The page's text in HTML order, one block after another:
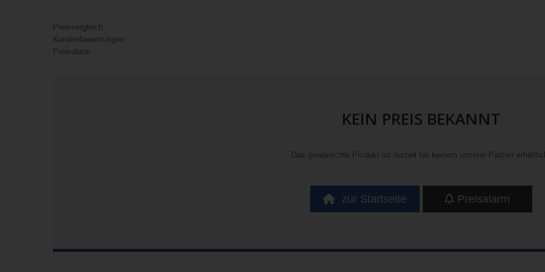
Preisvergleich
Kundenbewertungen
Preisalarm
KEIN PREIS BEKANNT
Das gewünschte Produkt ist derzeit bei keinem unserer Partner
zur Startseite Preisalarm